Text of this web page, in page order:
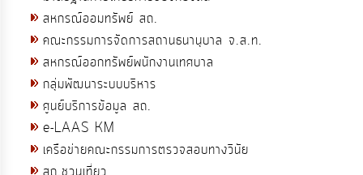
สหกรณ์ออมทรัพย์ สถ.
คณะกรรมการจัดการสถานธนานุบาล จ.ส.ท.
สหกรณ์ออกทรัพย์พนักงานเทศบาล
กลุ่มพัฒนาระบบบริหาร
ศูนย์บริการข้อมูล สถ.
e-LAAS KM
เครือข่ายคณะกรรมการตรวจสอบทางวินัย